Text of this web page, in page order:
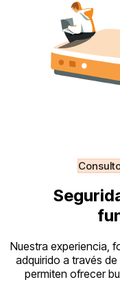
Nuestra experiencia,
adquirido a través
permiten ofrecer